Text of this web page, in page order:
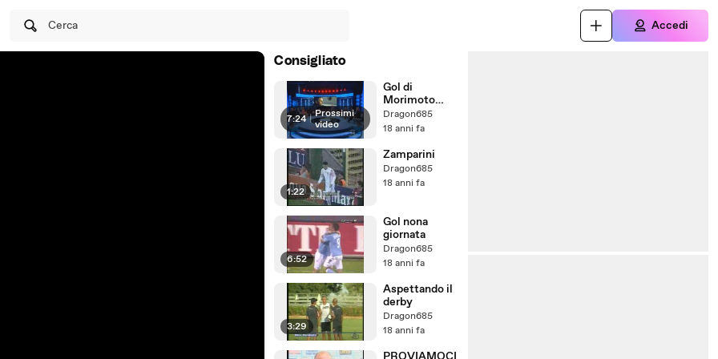
Cerca Accedi
Consigliato
7:24 | Prossimi
video
Gol di
Morimoto
regolare
espulsione
Dragon685
18 anni fa
1:22
Zamparini
Dragon685
18 anni fa
6:52
Gol nona
giornata
Dragon685
18 anni fa
3:29
Aspettando il
derby
Dragon685
18 anni fa